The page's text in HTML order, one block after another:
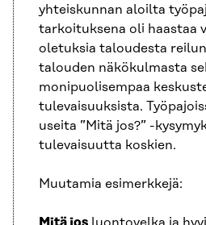
yhteiskunnan aloilta
tarkoituksena oli haastaa
oletuksia taloudesta
talouden näkökulmasta
monipuolisempaa
tulevaisuuksista.
useita ”Mitä jos?” -
tulevaisuutta koskien.
Muutamia esimerkkejä: